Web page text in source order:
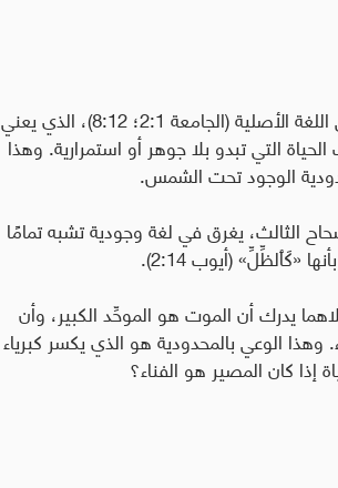
». في اللغة الأصلية (الجامعة 2:1؛ 8:12)، الذي يعني
التي تبدو بلا جوهر أو استمرارية. وهذا
الوجود تحت الشمس.
الثالث، يغرق في لغة وجودية تشبه تمامًا
«كَٱلظِّلِّ» (أيوب 2:14).
يدرك أن الموت هو الموحِّد الكبير، وأن
الوعي بالمحدودية هو الذي يكسر كبرياء
إذا كان المصير هو الفناء؟